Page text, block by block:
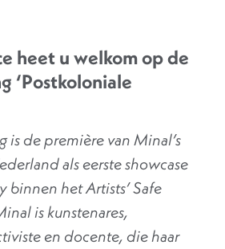
heet u welkom op de
‘Postkoloniale
is de première van Minal’s
als eerste showcase
binnen het Artists’ Safe
is kunstenares,
en docente, die haar